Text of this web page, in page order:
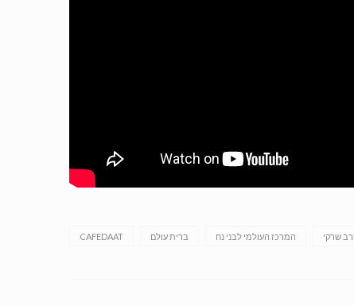
CAFEDAAT ברית עולם המרכז העולמי לבני נח שרקי